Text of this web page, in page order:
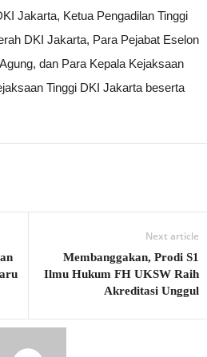
Jakarta, Ketua Pengadilan Tinggi
DKI Jakarta, Para Pejabat Eselon
dan Para Kepala Kejaksaan
Tinggi DKI Jakarta beserta
Next article
Membanggakan, Prodi S1
Ilmu Hukum FH UKSW Raih
Akreditasi Unggul